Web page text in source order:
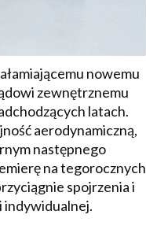
nowemu
zewnętrznemu
latach.
aerodynamiczną,
następnego
na tegorocznych
spojrzenia i
indywidualnej.